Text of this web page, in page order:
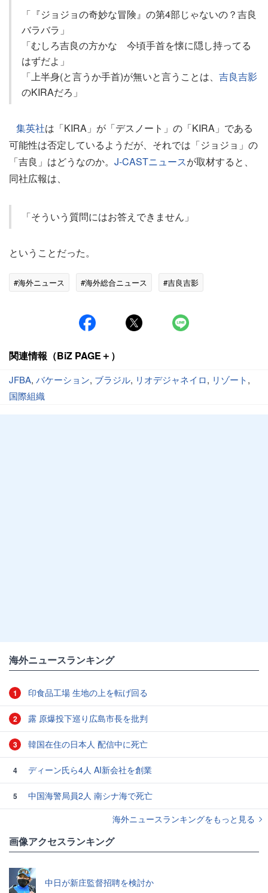
「『ジョジョの奇妙な冒険』の第4部じゃないの？吉良
バラバラ」
「むしろ吉良の方かな 今頃手首を懐に隠し持ってる
はずだよ」
「上半身(と言うか手首)が無いと言うことは、 吉良吉影
のKIRAだろ」
集英社は「KIRA」が「デスノート」の「KIRA」である
可能性は否定しているようだが、それでは「ジョジョ」の
「吉良」はどうなのか。 J-CASTニュースが取材すると、
同社広報は、
「そういう質問にはお答えできません」
ということだった。
#海外ニュース #海外総合ニュース #吉良吉影
関連情報（BiZ PAGE＋）
JFBA, バケーション, ブラジル, リオデジャネイロ, リゾート,
国際組織
海外ニュースランキング
1 印食品工場 生地の上を転げ回る
2 露 原爆投下巡り広島市長を批判
3 韓国在住の日本人 配信中に死亡
4 ディーン氏ら4人 AI新会社を創業
5
中国海警局員2人 南シナ海で死亡
海外ニュースランキングをもっと見る
画像アクセスランキング
中日が新庄監督招聘を検討か